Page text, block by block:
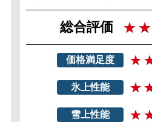
総合評価
価格満足度
氷上性能
雪上性能